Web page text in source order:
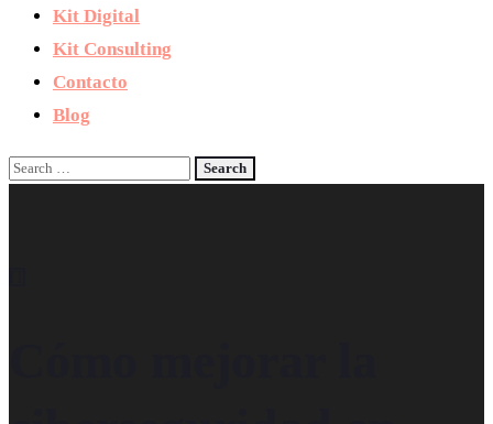
Kit Digital
Kit Consulting
Contacto
Blog